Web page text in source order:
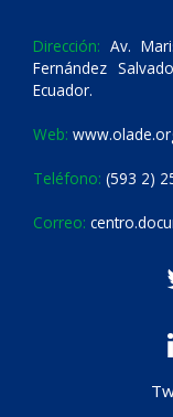
Dirección: Av.
Fernández
Ecuador.
Web:
Teléfono: (593 2)
Correo: